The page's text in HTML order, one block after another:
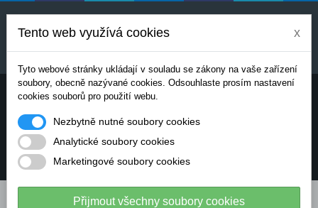
Uvedené ceny jsou orientační a mohou se měnit v
závislosti na aktuálních cenách výrobců a
dodavatelů. Pro přesnou cenovou nabídku prosím
Potřebujete poradit? Chcete objednávat telefonicky:
info@dataflex-security.com
Tento web využívá cookies x
Tyto webové stránky ukládají v souladu se zákony na vaše zařízení
soubory, obecně nazývané cookies. Odsouhlaste prosím nastavení
cookies souborů pro použití webu.
Nezbytně nutné soubory cookies
Analytické soubory cookies
Marketingové soubory cookies
Přijmout všechny soubory cookies